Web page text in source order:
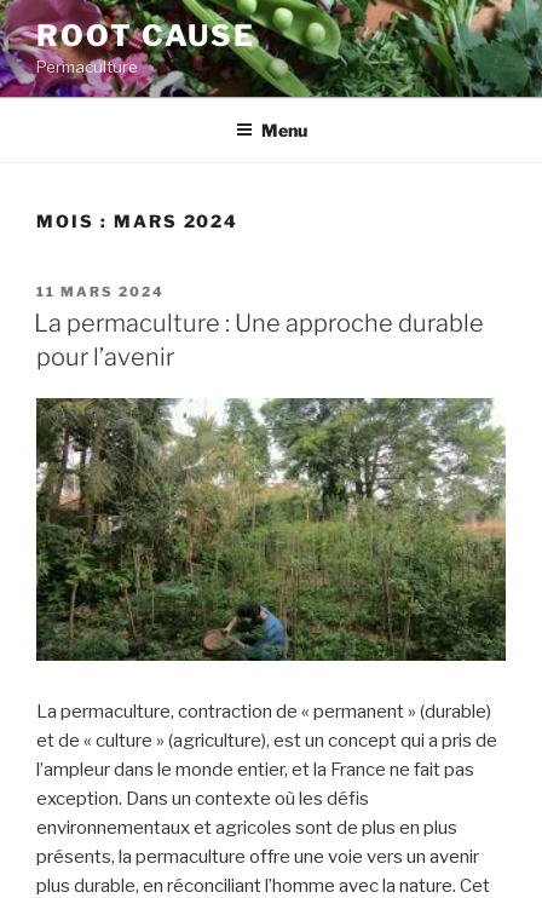
Aller
au
contenu
principal
ROOT CAUSE
Permaculture
Menu
MOIS : MARS 2024
PUBLIÉ
LE
11 MARS 2024
La permaculture : Une approche durable
pour l’avenir
La permaculture, contraction de « permanent » (durable)
et de « culture » (agriculture), est un concept qui a pris de
l’ampleur dans le monde entier, et la France ne fait pas
exception. Dans un contexte où les défis
environnementaux et agricoles sont de plus en plus
présents, la permaculture offre une voie vers un avenir
plus durable, en réconciliant l’homme avec la nature. Cet